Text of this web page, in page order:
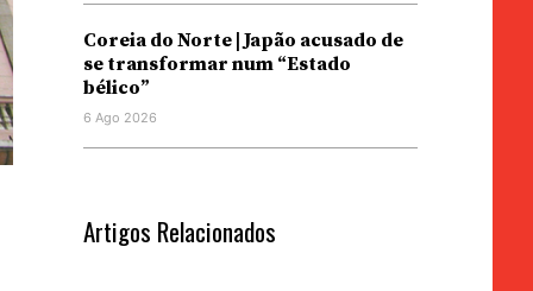
Coreia do Norte | Japão acusado de
se transformar num “Estado
bélico”
6 Ago 2026
Artigos Relacionados